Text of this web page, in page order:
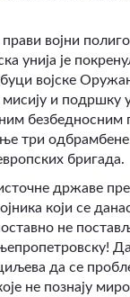
војни
унија је
војске
и подршку
безбедносним
три одбрамбене
бригада.
државе
који се данас
не
да се
не познају